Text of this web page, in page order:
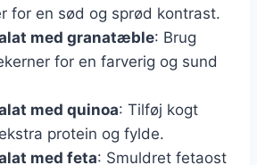
for en sød og sprød kontrast.
med granatæble: Brug
for en farverig og sund
med quinoa: Tilføj kogt
protein og fylde.
med feta: Smuldret fetaost